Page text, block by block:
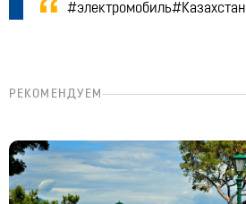
#электромобиль#Казахстан
РЕКОМЕНДУЕМ